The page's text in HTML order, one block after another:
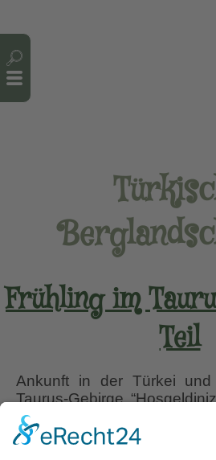
Frühling im
Teil
Ankunft in der Türkei
Taurus-Gebirge
heißt dieser herzliche
schon am